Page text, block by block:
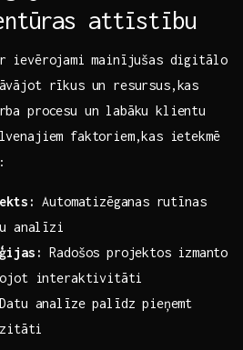
attīstību
ievērojami ⁤mainījušas digitālo
rīkus un resursus,kas
procesu un labāku klientu⁢
faktoriem,kas ⁣ietekmē
Automatizēganas ⁣rutīnas⁤
analīzi
Radošos projektos ⁢izmanto
interaktivitāti
Datu analīze palīdz pieņemt